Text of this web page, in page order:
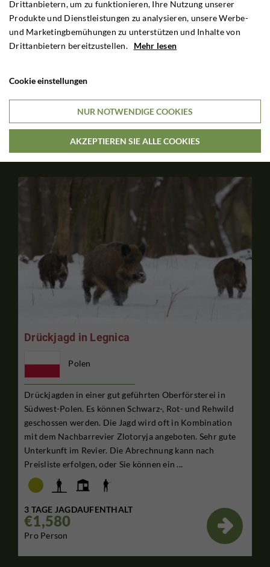
Strecken bestehen hauptsächlich aus Rot- und
Schwarzwild. Gute Unterkunft im Revier. Die
Abrechnung kann nach Preisliste erfolgen, oder Sie
können ein Pauschalangebot buchen ohne Zuzahlung für
3 TAGE JAGDAUFENTHALT
€1,760 
Drückjagd in Legnica
Polen
Drückjagden in einer gut geführten Oberförsterei in
Südwest-Polen. Es können Schwarz-, Rot- und Rehwild
geschossen werden. Die Jagd wird oft in Kombination
mit dem Nachbarrevier Zlotoryja angeboten. Sehr gute
Unterkunft im Revier. Die Abrechnung kann nach
Preisliste erfolgen, oder Sie können ein ...
3 TAGE JAGDAUFENTHALT
€1,580
Pro Person

Drittanbietern, um zu funktionieren, Ihre Nutzung unserer
Produkte und Dienstleistungen zu analysieren, unsere Werbe-
und Marketingbemühungen zu unterstützen und Inhalte von
Drittanbietern bereitzustellen. Mehr lesen
Cookie einstellungen
NUR NOTWENDIGE COOKIES
AKZEPTIEREN SIE ALLE COOKIES